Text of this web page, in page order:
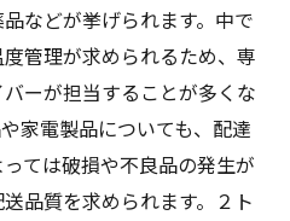
などが挙げられます。中で
管理が求められるため、専
ーが担当することが多くな
家電製品についても、配達
ては破損や不良品の発生が
品質を求められます。２ト